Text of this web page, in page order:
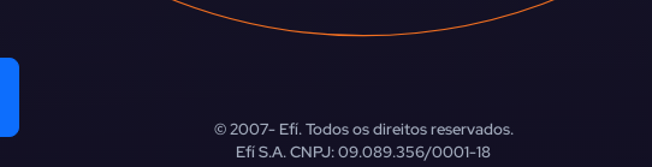
© 2007-Efí. Todos os direitos reservados.
Efí S.A. CNPJ: 09.089.356/0001-18